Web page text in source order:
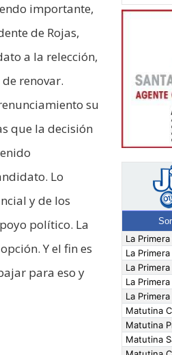
importante,
de Rojas,
a la relección,
renovar.
su
que la decisión
Lo
y de los
político. La
Y el fin es
para eso y